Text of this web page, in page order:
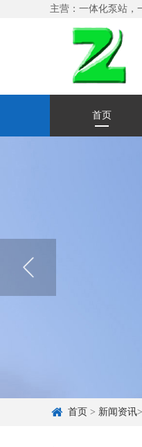
主营：一体化泵站，
首页
首页 > 新闻资讯>